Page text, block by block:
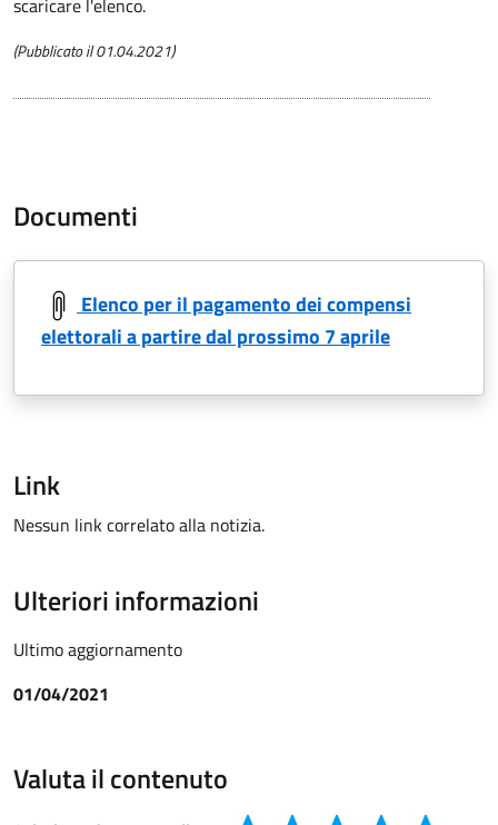
scaricare l'elenco.
(Pubblicato il 01.04.2021)
Documenti
Elenco per il pagamento dei compensi
elettorali a partire dal prossimo 7 aprile
Link
Nessun link correlato alla notizia.
Ulteriori informazioni
Ultimo aggiornamento
01/04/2021
Valuta il contenuto